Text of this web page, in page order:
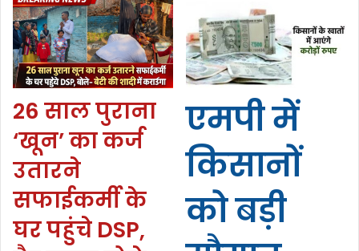
26 साल पुराना
‘खून’ का कर्ज
उतारने
सफाईकर्मी के
घर पहुंचे DSP,
एमपी में
किसानों
को बड़ी